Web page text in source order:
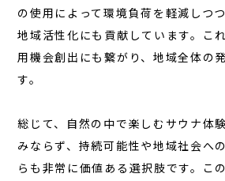
の使用によって環境負荷を軽減しつ
地域活性化にも貢献しています。こ
用機会創出にも繋がり、地域全体の
す。
総じて、自然の中で楽しむサウナ体
みならず、持続可能性や地域社会へ
らも非常に価値ある選択肢です。こ